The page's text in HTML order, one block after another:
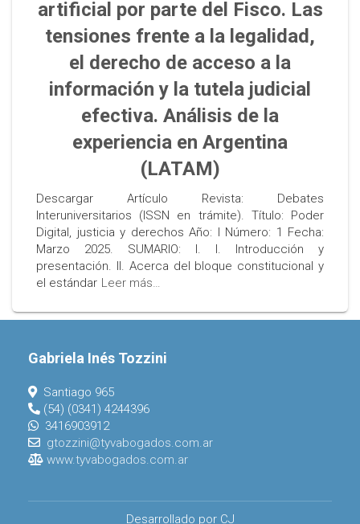
artificial por parte del Fisco. Las
tensiones frente a la legalidad,
el derecho de acceso a la
información y la tutela judicial
efectiva. Análisis de la
experiencia en Argentina
(LATAM)
Descargar Artículo Revista: Debates
Interuniversitarios (ISSN en trámite). Título: Poder
Digital, justicia y derechos Año: I Número: 1 Fecha:
Marzo 2025. SUMARIO: I. I. Introducción y
presentación. II. Acerca del bloque constitucional y
el estándar Leer más…
Gabriela Inés Tozzini
Santiago 965
(54) (0341) 4244396
3416903912
gtozzini@tyvabogados.com.ar
www.tyvabogados.com.ar
Desarrollado por CJ